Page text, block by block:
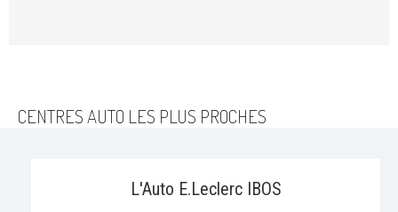
CENTRES AUTO LES PLUS PROCHES
L'Auto E.Leclerc IBOS